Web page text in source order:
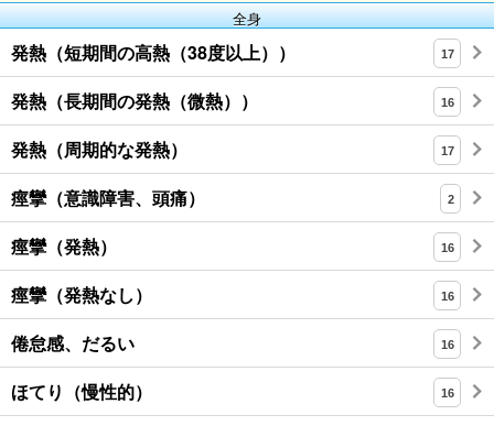
全身
発熱（短期間の高熱（38度以上）） 17
発熱（長期間の発熱（微熱）） 16
発熱（周期的な発熱） 17
痙攣（意識障害、頭痛） 2
痙攣（発熱） 16
痙攣（発熱なし） 16
倦怠感、だるい 16
ほてり（慢性的） 16